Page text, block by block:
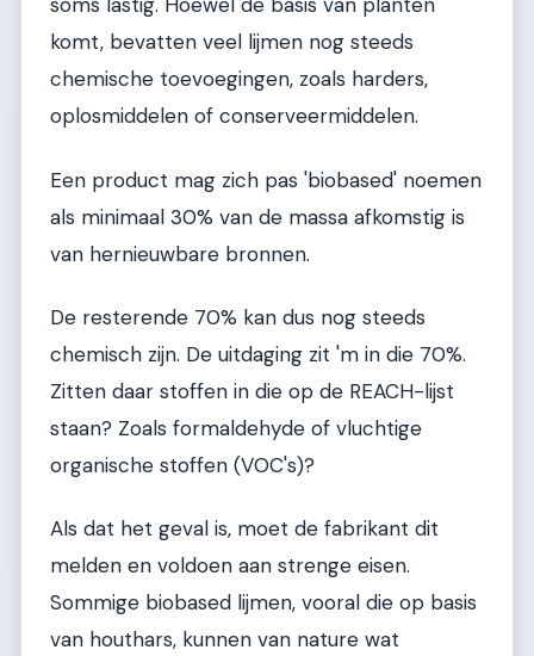
komt, bevatten veel lijmen nog steeds
chemische toevoegingen, zoals harders,
oplosmiddelen of conserveermiddelen.
Een product mag zich pas 'biobased' noemen
als minimaal 30% van de massa afkomstig is
van hernieuwbare bronnen.
De resterende 70% kan dus nog steeds
chemisch zijn. De uitdaging zit 'm in die 70%.
Zitten daar stoffen in die op de REACH-lijst
staan? Zoals formaldehyde of vluchtige
organische stoffen (VOC's)?
Als dat het geval is, moet de fabrikant dit
melden en voldoen aan strenge eisen.
Sommige biobased lijmen, vooral die op basis
van houthars, kunnen van nature wat